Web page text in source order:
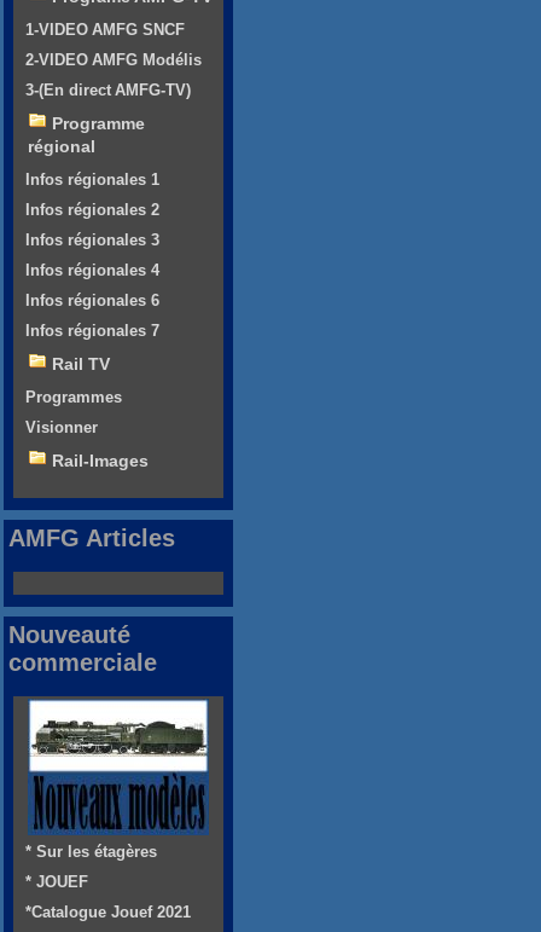
1-VIDEO AMFG SNCF
2-VIDEO AMFG Modélis
3-(En direct AMFG-TV)
Programme
régional
Infos régionales 1
Infos régionales 2
Infos régionales 3
Infos régionales 4
Infos régionales 6
Infos régionales 7
Rail TV
Programmes
Visionner
Rail-Images
AMFG Articles
Nouveauté
commerciale
* Sur les étagères
* JOUEF
*Catalogue Jouef 2021